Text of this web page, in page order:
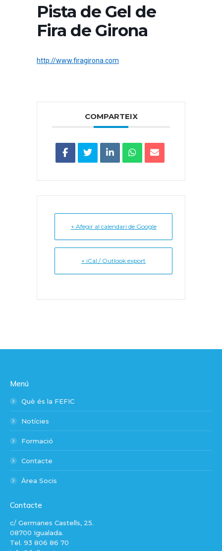
Pista de Gel de
Fira de Girona
http://www.firagirona.com
COMPARTEIX
+ Afegir al calendari de Google
+ iCal / Outlook export
Menú
Què és la FEFIC
Notícies
Formació
Contacte
Àrea Socis
Contacte
c/ Germanes Castells, 25.
08700 Igualada.
Tel. 93 806 86 70